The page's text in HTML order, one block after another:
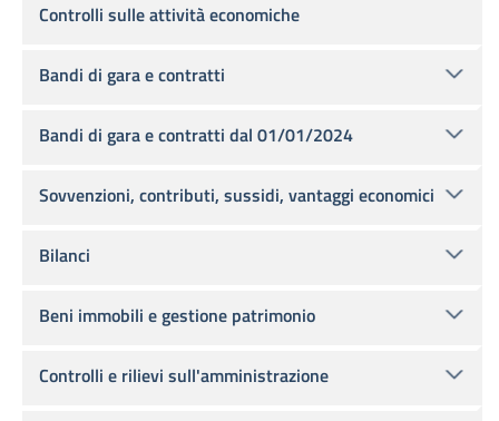
Controlli sulle attività economiche
Bandi di gara e contratti
Bandi di gara e contratti dal 01/01/2024
Sovvenzioni, contributi, sussidi, vantaggi economici
Bilanci
Beni immobili e gestione patrimonio
Controlli e rilievi sull'amministrazione